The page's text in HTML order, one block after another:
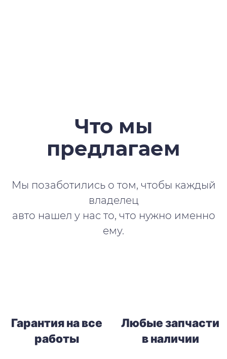
Что мы
предлагаем
Мы позаботились о том, чтобы каждый
владелец
авто нашел у нас то, что нужно именно
ему.
Гарантия на все
работы
Любые запчасти
в наличии